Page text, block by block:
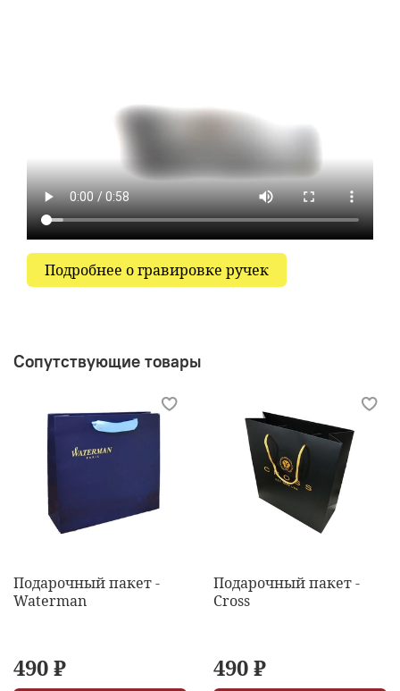
Подробнее о гравировке ручек
Сопутствующие товары
Подарочный пакет -
Waterman
490 ₽
Подарочный пакет -
Cross
490 ₽